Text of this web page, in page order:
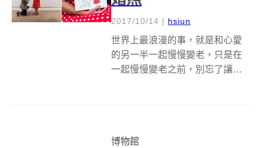
2017/10/14 | hsiun
世界上最浪漫的事，就是和心愛
的另一半一起慢慢變老，只是在
一起慢慢變老之前，別忘了讓對
女友...
博物館